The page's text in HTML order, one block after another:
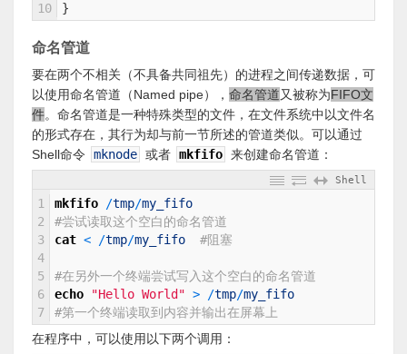
10
}
命名管道
要在两个不相关（不具备共同祖先）的进程之间传递数据，可
以使用命名管道（Named pipe）， 命名管道又被称为FIFO文
件。命名管道是一种特殊类型的文件，在文件系统中以文件名
的形式存在，其行为却与前一节所述的管道类似。可以通过
Shell命令
mknode 或者 mkfifo 来创建命名管道：
Shell
1
2
3
4
5
6
7
mkfifo /tmp/my_fifo
#尝试读取这个空白的命名管道
cat < /tmp/my_fifo #阻塞
#在另外一个终端尝试写入这个空白的命名管道
echo
"Hello World" > /tmp/my_fifo
#第一个终端读取到内容并输出在屏幕上
在程序中，可以使用以下两个调用：